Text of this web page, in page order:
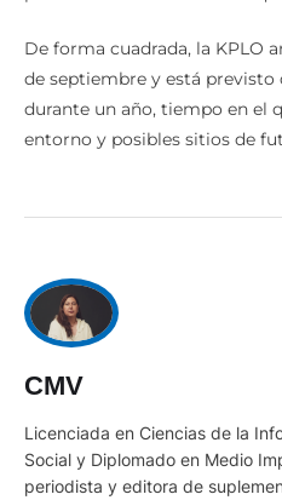
De forma cuadrada, la KPLO
de septiembre y está
durante un año, tiempo en el
entorno y posibles sitios de
CMV
Licenciada en Ciencias de la
Social y Diplomado en Medio
periodista y editora de